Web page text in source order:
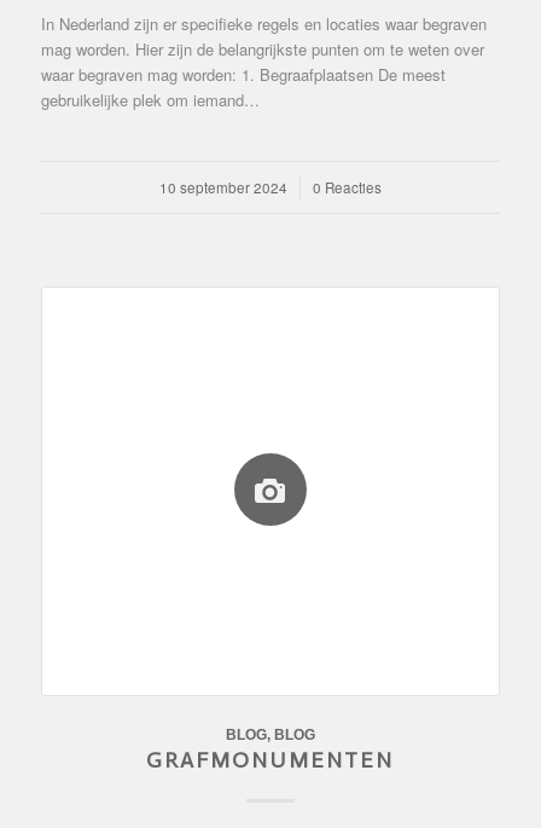
In Nederland zijn er specifieke regels en locaties waar begraven
mag worden. Hier zijn de belangrijkste punten om te weten over
waar begraven mag worden: 1. Begraafplaatsen De meest
gebruikelijke plek om iemand…
10 september 2024
/ 0 Reacties
BLOG, BLOG
GRAFMONUMENTEN